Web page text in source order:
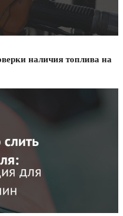
наличия топлива на